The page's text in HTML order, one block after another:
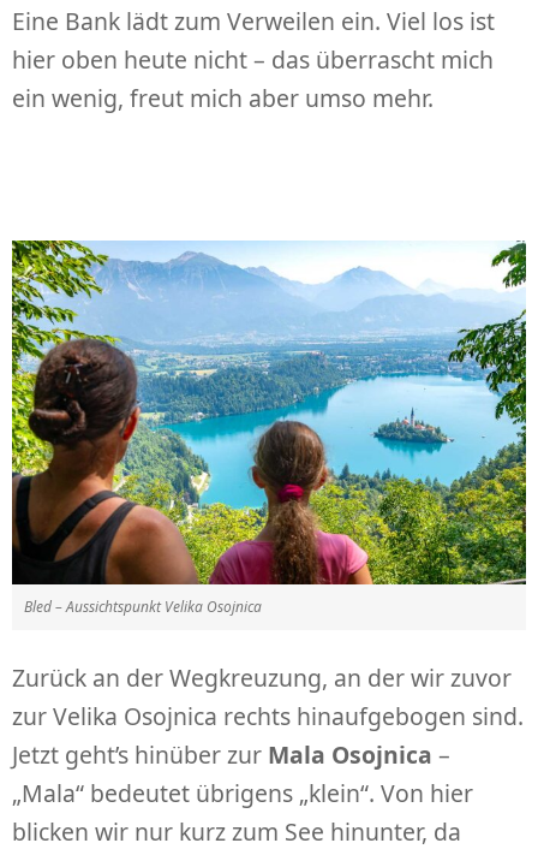
Eine Bank lädt zum Verweilen ein. Viel los ist
hier oben heute nicht – das überrascht mich
ein wenig, freut mich aber umso mehr.
Bled – Aussichtspunkt Velika Osojnica
Zurück an der Wegkreuzung, an der wir zuvor
zur Velika Osojnica rechts hinaufgebogen sind.
Jetzt geht’s hinüber zur Mala Osojnica –
„Mala“ bedeutet übrigens „klein“. Von hier
blicken wir nur kurz zum See hinunter, da